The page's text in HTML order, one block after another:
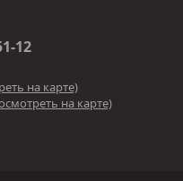
12
на карте)
на карте)